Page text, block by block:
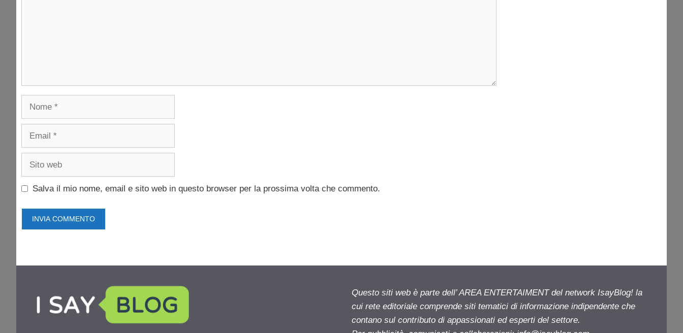
Salva il mio nome, email e sito web in questo browser per la prossima volta che commento.
Questo siti web è parte dell’ AREA ENTERTAIMENT del network IsayBlog! la
cui rete editoriale comprende siti tematici di informazione indipendente che
contano sul contributo di appassionati ed esperti del settore.